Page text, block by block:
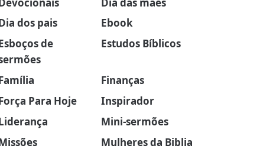
dos pais
Ebook
de
Estudos Bíblicos
Finanças
Para Hoje
Inspirador
Mini-sermões
Mulheres da Biblia